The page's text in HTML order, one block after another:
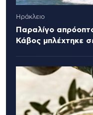
Ηράκλειο
Παραλίγο
Κάβος μπλέχτηκε